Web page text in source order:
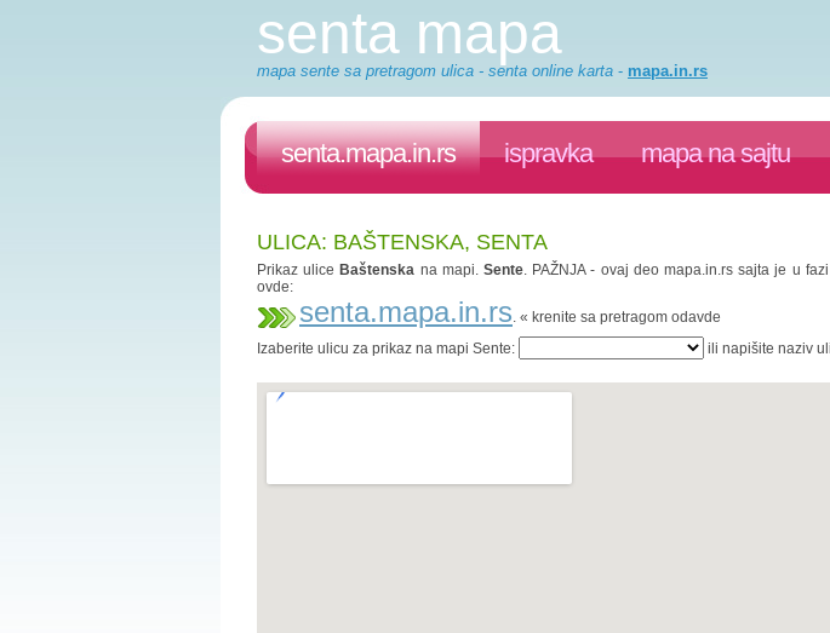
senta mapa
mapa sente sa pretragom ulica - senta online karta - mapa.in.rs
senta.mapa.in.rs ispravka mapa na sajtu
ULICA: BAŠTENSKA, SENTA
Prikaz ulice Baštenska na mapi. Sente. PAŽNJA - ovaj deo mapa.in.rs sajta je u
ovde:
senta.mapa.in.rs. « krenite sa pretragom odavde
Izaberite ulicu za prikaz na mapi Sente:
ili napišite naziv